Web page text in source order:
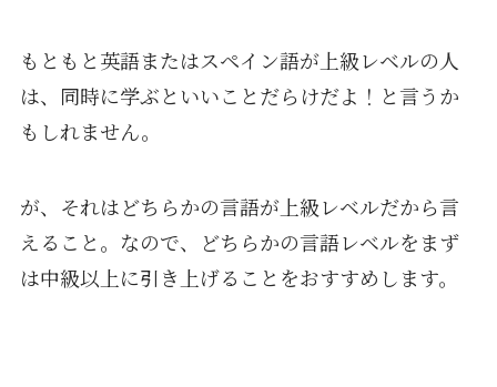
もともと英語またはスペイン語が上級レベルの人
は、同時に学ぶといいことだらけだよ！と言うか
もしれません。
が、それはどちらかの言語が上級レベルだから言
えること。なので、どちらかの言語レベルをまず
は中級以上に引き上げることをおすすめします。